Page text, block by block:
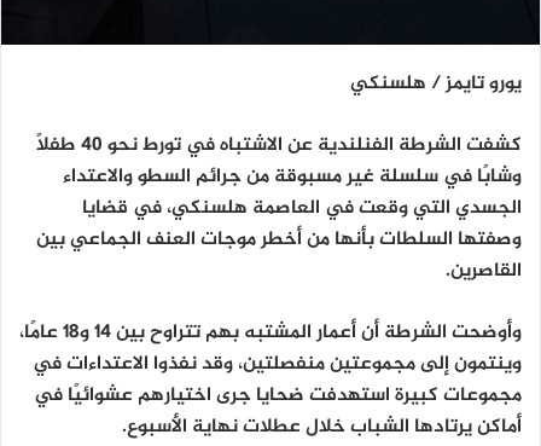
يورو تايمز / هلسنكي
كشفت الشرطة الفنلندية عن الاشتباه في تورط نحو 40 طفلًا
وشابًا في سلسلة غير مسبوقة من جرائم السطو والاعتداء
الجسدي التي وقعت في العاصمة هلسنكي، في قضايا
وصفتها السلطات بأنها من أخطر موجات العنف الجماعي بين
القاصرين.
وأوضحت الشرطة أن أعمار المشتبه بهم تتراوح بين 14 و18 عامًا،
وينتمون إلى مجموعتين منفصلتين، وقد نفذوا الاعتداءات في
مجموعات كبيرة استهدفت ضحايا جرى اختيارهم عشوائيًا في
أماكن يرتادها الشباب خلال عطلات نهاية الأسبوع.